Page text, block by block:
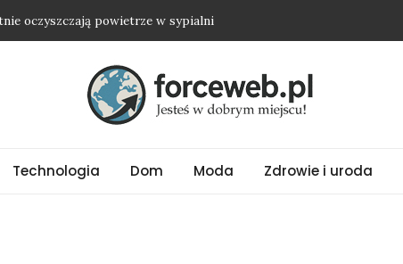
oczyszczają powietrze w sypialni
nawet najprostszy strój
oversize?
biżuterię ze stali chirurgicznej?
Technologia Dom Moda Zdrowie i uroda